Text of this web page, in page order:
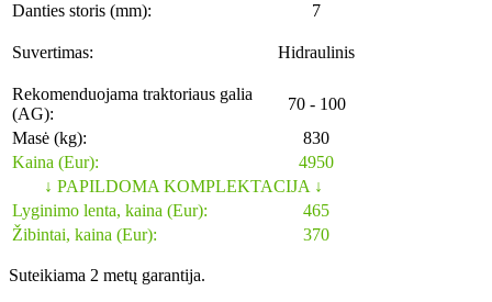
Danties storis (mm):
7
Suvertimas: Hidraulinis
Rekomenduojama traktoriaus galia
(AG):
70 - 100
Masė (kg):
830
Kaina (Eur):
4950
↓ PAPILDOMA KOMPLEKTACIJA ↓
Lyginimo lenta, kaina (Eur):
465
Žibintai, kaina (Eur):
370
Suteikiama 2 metų garantija.